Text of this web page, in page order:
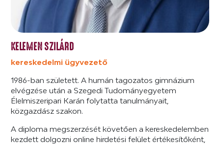
KELEMEN SZILÁRD
kereskedelmi ügyvezető
1986-ban született. A humán tagozatos gimnázium
elvégzése után a Szegedi Tudományegyetem
Élelmiszeripari Karán folytatta tanulmányait,
közgazdász szakon.
A diploma megszerzését követően a kereskedelemben
kezdett dolgozni online hirdetési felület értékesítőként,